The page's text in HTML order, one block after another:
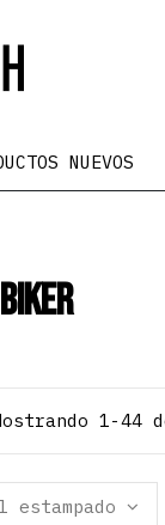
NUEVOS
1-
estampado